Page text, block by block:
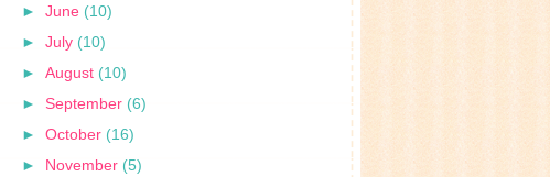
► June (10)
► July (10)
► August (10)
► September (6)
► October (16)
► November (5)